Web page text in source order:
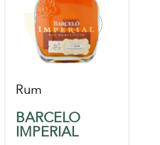
Rum
BARCELO
IMPERIAL